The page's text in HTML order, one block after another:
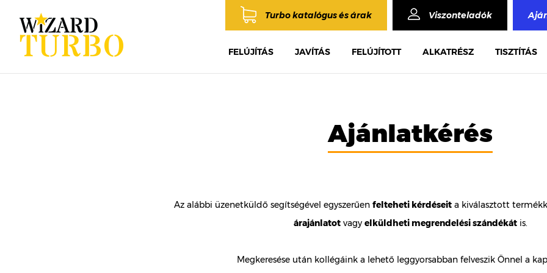
Turbo katalógus és árak Viszonteladók
FELÚJÍTÁS JAVÍTÁS FELÚJÍTOTT ALKATRÉSZ TISZTÍTÁS
Ajánlatkérés
Az alábbi üzenetküldő segítségével egyszerűen felteheti kérdéseit a kiválasztott
árajánlatotvagy elküldheti megrendelési szándékátis.
Megkeresése után kollégáink a lehető leggyorsabban felveszik Önnel a